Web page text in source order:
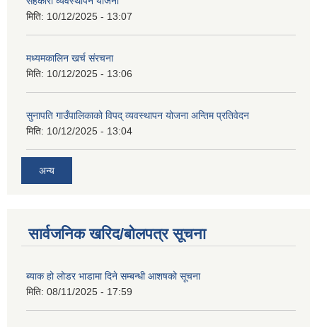
मिति: 10/12/2025 - 13:07
मध्यमकालिन खर्च संरचना
मिति: 10/12/2025 - 13:06
सुनापति गाउँपालिकाको विपद् व्यवस्थापन योजना अन्तिम प्रतिवेदन
मिति: 10/12/2025 - 13:04
अन्य
सार्वजनिक खरिद/बोलपत्र सूचना
ब्याक हो लोडर भाडामा दिने सम्बन्धी आशषको सूचना
मिति: 08/11/2025 - 17:59